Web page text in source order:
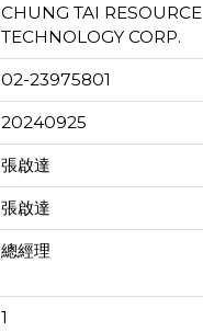
CHUNG TAI RESOURCE
TECHNOLOGY CORP.
02-23975801
20240925
張啟達
張啟達
總經理
1